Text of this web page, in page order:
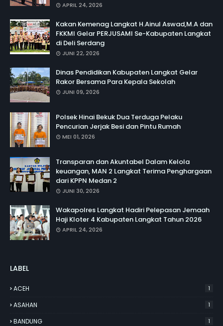
APRIL 24, 2026
Kakan Kemenag Langkat H.Ainul Aswad,M.A dan
FKKMI Gelar PERJUSAMI Se-Kabupaten Langkat
di Deli Serdang
JUNI 22, 2026
Dinas Pendidikan Kabupaten Langkat Gelar
Rakor Bersama Para Kepala Sekolah
JUNI 09, 2026
Polsek Hinai Bekuk Dua Terduga Pelaku
Pencurian Jerjak Besi dan Pintu Rumah
MEI 01, 2026
Transparan dan Akuntabel Dalam Kelola
keuangan, MAN 2 Langkat Terima Penghargaan
dari KPPN Medan 2
JUNI 30, 2026
Wakapolres Langkat Hadiri Pelepasan Jemaah
Haji Kloter 4 Kabupaten Langkat Tahun 2026
APRIL 24, 2026
LABEL
ACEH 1
ASAHAN 1
BANDUNG 1